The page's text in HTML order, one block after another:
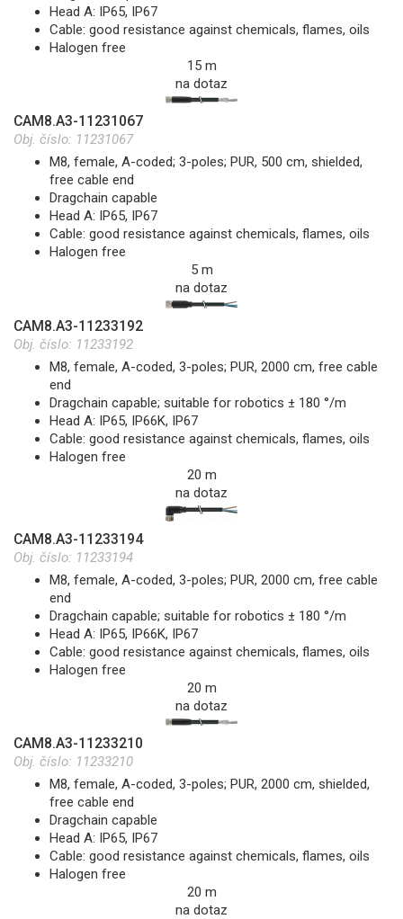
Head A: IP65, IP67
Cable: good resistance against chemicals, flames, oils
Halogen free
15 m
na dotaz
CAM8.A3-11231067
Obj. číslo: 11231067
M8, female, A-coded; 3-poles; PUR, 500 cm, shielded,
free cable end
Dragchain capable
Head A: IP65, IP67
Cable: good resistance against chemicals, flames, oils
Halogen free
5 m
na dotaz
CAM8.A3-11233192
Obj. číslo: 11233192
M8, female, A-coded, 3-poles; PUR, 2000 cm, free cable
end
Dragchain capable; suitable for robotics ± 180 °/m
Head A: IP65, IP66K, IP67
Cable: good resistance against chemicals, flames, oils
Halogen free
20 m
na dotaz
CAM8.A3-11233194
Obj. číslo: 11233194
M8, female, A-coded, 3-poles; PUR, 2000 cm, free cable
end
Dragchain capable; suitable for robotics ± 180 °/m
Head A: IP65, IP66K, IP67
Cable: good resistance against chemicals, flames, oils
Halogen free
20 m
na dotaz
CAM8.A3-11233210
Obj. číslo: 11233210
M8, female, A-coded, 3-poles; PUR, 2000 cm, shielded,
free cable end
Dragchain capable
Head A: IP65, IP67
Cable: good resistance against chemicals, flames, oils
Halogen free
20 m
na dotaz